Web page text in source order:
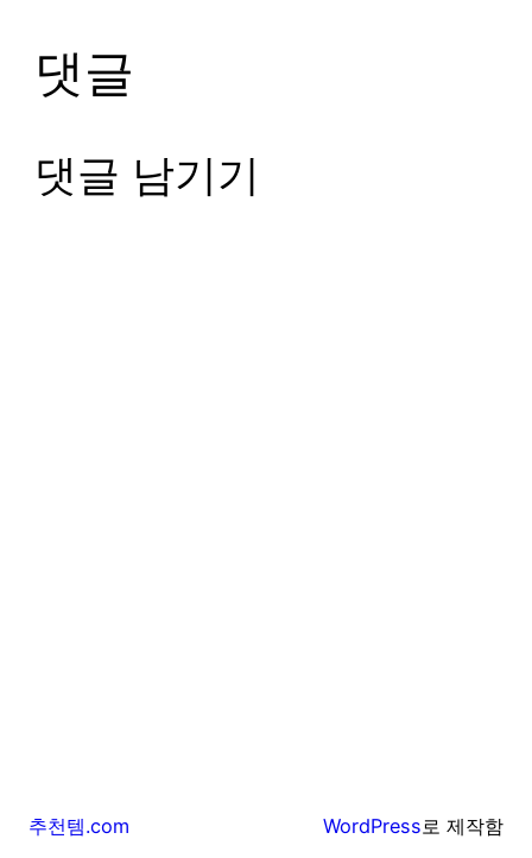
댓글
댓글 남기기
추천템.com WordPress로 제작함